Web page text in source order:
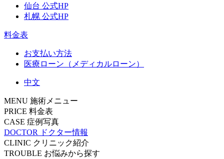
仙台 公式HP
札幌 公式HP
料金表
お支払い方法
医療ローン（メディカルローン）
中文
MENU 施術メニュー
PRICE 料金表
CASE 症例写真
DOCTOR
ドクター情報
CLINIC クリニック紹介
TROUBLE お悩みから探す